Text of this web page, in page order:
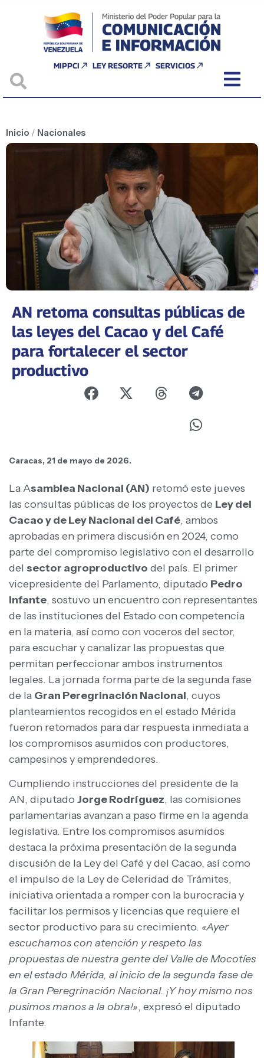
MIPPCI LEY RESORTE SERVICIOS
Inicio / Nacionales
AN retoma consultas públicas de
las leyes del Cacao y del Café
para fortalecer el sector
productivo
Caracas, 21 de mayo de 2026.
La Asamblea Nacional (AN) retomó este jueves
las consultas públicas de los proyectos de Ley del
Cacao y de Ley Nacional del Café, ambos
aprobadas en primera discusión en 2024, como
parte del compromiso legislativo con el desarrollo
del sector agroproductivo del país. El primer
vicepresidente del Parlamento, diputado Pedro
Infante, sostuvo un encuentro con representantes
de las instituciones del Estado con competencia
en la materia, así como con voceros del sector,
para escuchar y canalizar las propuestas que
permitan perfeccionar ambos instrumentos
legales. La jornada forma parte de la segunda fase
de la Gran Peregrinación Nacional, cuyos
planteamientos recogidos en el estado Mérida
fueron retomados para dar respuesta inmediata a
los compromisos asumidos con productores,
campesinos y emprendedores.
Cumpliendo instrucciones del presidente de la
AN, diputado Jorge Rodríguez, las comisiones
parlamentarias avanzan a paso firme en la agenda
legislativa. Entre los compromisos asumidos
destaca la próxima presentación de la segunda
discusión de la Ley del Café y del Cacao, así como
el impulso de la Ley de Celeridad de Trámites,
iniciativa orientada a romper con la burocracia y
facilitar los permisos y licencias que requiere el
sector productivo para su crecimiento. «Ayer
escuchamos con atención y respeto las
propuestas de nuestra gente del Valle de Mocotíes
en el estado Mérida, al inicio de la segunda fase de
la Gran Peregrinación Nacional. ¡Y hoy mismo nos
pusimos manos a la obra!», expresó el diputado
Infante.